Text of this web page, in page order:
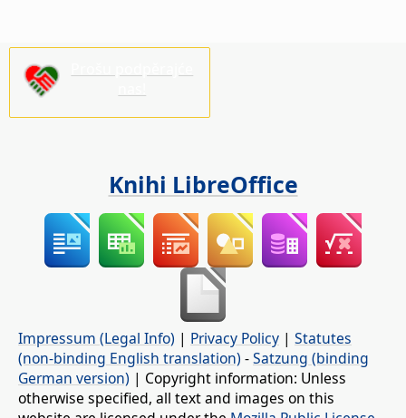
Knihi LibreOffice
Impressum (Legal Info) | Privacy Policy | Statutes
(non-binding English translation) -Satzung (binding
German version) | Copyright information: Unless
otherwise specified, all text and images on this